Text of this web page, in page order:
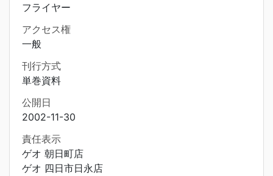
フライヤー
アクセス権
一般
刊行方式
単巻資料
公開日
2002-11-30
責任表示
ゲオ 朝日町店
ゲオ 四日市日永店